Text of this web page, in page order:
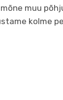
muu
kolme